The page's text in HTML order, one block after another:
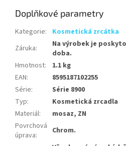
Doplňkové parametry
Kategorie:
Kosmetická zrcátka
Záruka:
Na výrobek je
doba.
Hmotnost:
1.1 kg
EAN:
8595187102255
Série:
Série 8900
Typ:
Kosmetická zrcadla
Materiál:
mosaz, ZN
Povrchová
úprava:
Chrom.